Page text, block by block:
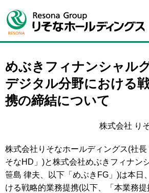
めぶきフィナンシャル
デジタル分野における
携の締結について
株式会社 り
株式会社りそなホールディングス(社長
そなHD」)と株式会社めぶきフィナン
笹島 律夫、以下「めぶきFG」)は本日
ける戦略的業務提携(以下、「本業務